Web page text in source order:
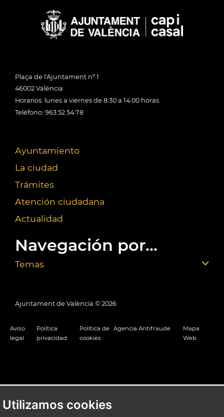
Utilizamos cookies
Plaça de l'Ajuntament nº 1
46002 València
Horarios: lunes a viernes de 8:30 a 14:00 horas
Teléfono: 963 52 54 78
Ayuntamiento
La ciudad
Trámites
Atención ciudadana
Actualidad
Navegación por...
Temas
Ajuntament de València © 2026
Aviso
legal
Política
privacidad
Política de
cookies
Agencia Antifraude
Mapa
Web